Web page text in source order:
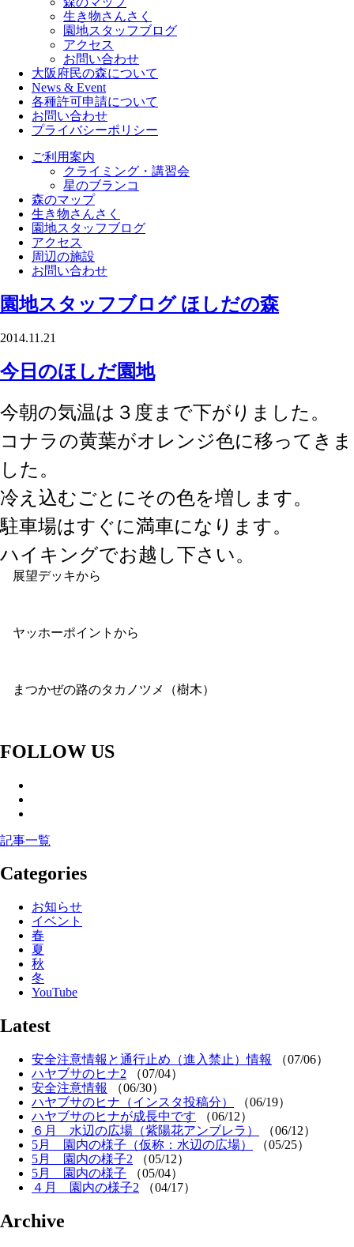
生き物さんさく
園地スタッフブログ
アクセス
お問い合わせ
大阪府民の森について
News & Event
各種許可申請について
お問い合わせ
プライバシーポリシー
ご利用案内
クライミング・講習会
星のブランコ
森のマップ
生き物さんさく
園地スタッフブログ
アクセス
周辺の施設
お問い合わせ
園地スタッフブログ ほしだの森
2014.11.21
今日のほしだ園地
今朝の気温は３度まで下がりました。
コナラの黄葉がオレンジ色に移ってきま
した。
冷え込むごとにその色を増します。
駐車場はすぐに満車になります。
ハイキングでお越し下さい。
展望デッキから
ヤッホーポイントから
まつかぜの路のタカノツメ（樹木）
FOLLOW US
記事一覧
Categories
お知らせ
イベント
春
夏
秋
冬
YouTube
Latest
安全注意情報と通行止め（進入禁止）情報
（07/06）
ハヤブサのヒナ2
（07/04）
安全注意情報
（06/30）
ハヤブサのヒナ（インスタ投稿分）
（06/19）
ハヤブサのヒナが成長中です
（06/12）
６月 水辺の広場（紫陽花アンブレラ）
（06/12）
5月 園内の様子（仮称：水辺の広場）
（05/25）
5月 園内の様子2
（05/12）
5月 園内の様子
（05/04）
４月 園内の様子2
（04/17）
Archive